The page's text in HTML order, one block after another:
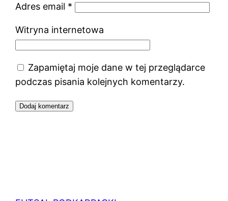
Adres email *
Witryna internetowa
Zapamiętaj moje dane w tej przeglądarce
podczas pisania kolejnych komentarzy.